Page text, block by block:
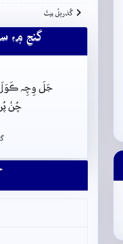
گُذريلُ بيتُ
گنج ۾،
جَلَ وِچِہ ڪَوَلَ
چُنْ